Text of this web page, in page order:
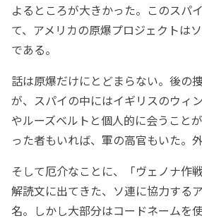
よるところが大きかった。このスパ
て、アメリカの原爆プロジェクトは
である。
話は原爆だけにとどまらない。後の
が、スパイの中にはイギリスのウィ
やルーズベルトと個人的に会うこと
った者もいれば、軍の高官もいた。
そして厄介なことに、「ヴェノナ作
解読文に出てきた、ソ連に協力する
名。しかし大部分はコードネームを